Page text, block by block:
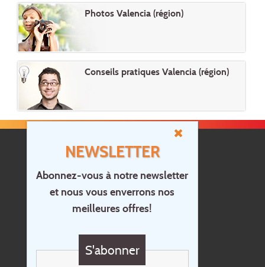
NEWSLETTER
Abonnez-vous à notre newsletter
et nous vous enverrons nos
meilleures offres!
S'abonner
Photos Valencia (région)
Conseils pratiques Valencia (région)
Accueil
Contact
Questions?